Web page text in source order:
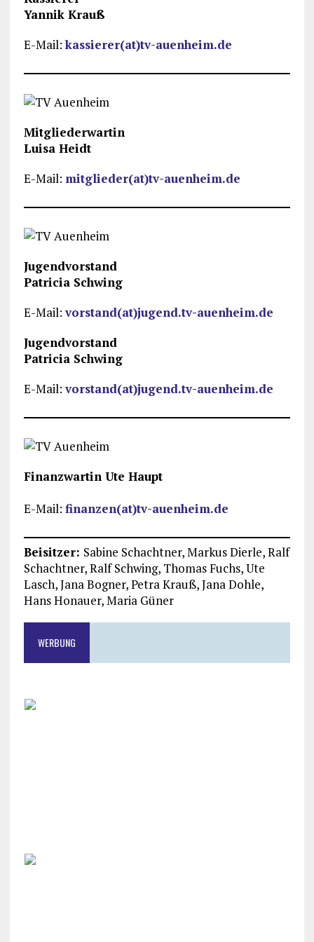
Yannik Krauß
E-Mail:kassierer(at)tv-auenheim.de
Mitgliederwartin
Luisa Heidt
E-Mail: mitglieder(at)tv-auenheim.de
Jugendvorstand
Patricia Schwing
E-Mail:vorstand(at)jugend.tv-auenheim.de
Jugendvorstand
Patricia Schwing
E-Mail:vorstand(at)jugend.tv-auenheim.de
Finanzwartin Ute Haupt
E-Mail: finanzen(at)tv-auenheim.de
Beisitzer: Sabine Schachtner, Markus Dierle, Ralf
Schachtner, Ralf Schwing, Thomas Fuchs, Ute
Lasch, Jana Bogner, Petra Krauß, Jana Dohle,
Hans Honauer, Maria Güner
WERBUNG